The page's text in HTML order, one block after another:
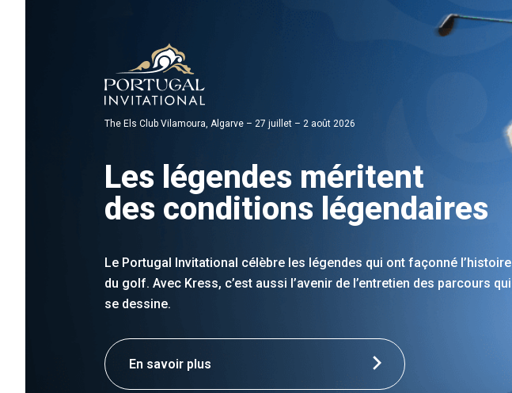
The Els Club Vilamoura, Algarve – 27 juillet – 2 août 2026
Les légendes méritent
des conditions légendaires
Le Portugal Invitational célèbre les légendes qui ont façonné l’histoire
du golf. Avec Kress, c’est aussi l’avenir de l’entretien des parcours qui
se dessine.
En savoir plus